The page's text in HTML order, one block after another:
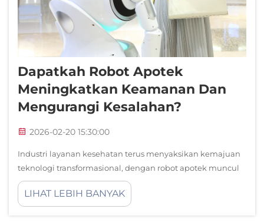
Dapatkah Robot Apotek
Meningkatkan Keamanan Dan
Mengurangi Kesalahan?
2026-02-20 15:30:00
Industri layanan kesehatan terus menyaksikan kemajuan
teknologi transformasional, dengan robot apotek muncul
sebagai solusi kritis untuk meningkatkan keselamatan
obat dan mengurangi kesalahan manusia. Sistem
LIHAT LEBIH BANYAK